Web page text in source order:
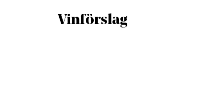
Vinförslag